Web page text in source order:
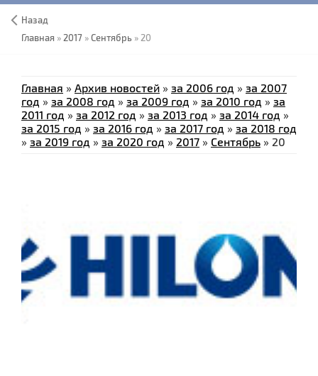
Назад
Главная » 2017 »Сентябрь » 20
Главная » Архив новостей » за 2006 год » за 2007
год » за 2008 год » за 2009 год » за 2010 год » за
2011 год » за 2012 год » за 2013 год » за 2014 год »
за 2015 год » за 2016 год » за 2017 год » за 2018 год
» за 2019 год » за 2020 год » 2017 » Сентябрь » 20